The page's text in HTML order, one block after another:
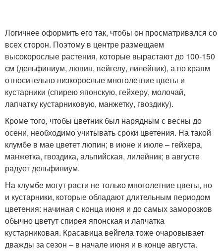
Логичнее оформить его так, чтобы он просматривался со
всех сторон. Поэтому в центре размещаем
высокорослые растения, которые вырастают до 100-150
см (дельфиниум, люпин, вейгелу, лилейник), а по краям
относительно низкорослые многолетние цветы и
кустарники (спирею японскую, гейхеру, молочай,
лапчатку кустарниковую, манжетку, гвоздику).
Кроме того, чтобы цветник был нарядным с весны до
осени, необходимо учитывать сроки цветения. На такой
клумбе в мае цветет люпин; в июне и июле – гейхера,
манжетка, гвоздика, альпийская, лилейник; в августе
радует дельфиниум.
На клумбе могут расти не только многолетние цветы, но
и кустарники, которые обладают длительным периодом
цветения: начиная с конца июня и до самых заморозков
обычно цветут спирея японская и лапчатка
кустарниковая. Красавица вейгела тоже очаровывает
дважды за сезон – в начале июня и в конце августа.